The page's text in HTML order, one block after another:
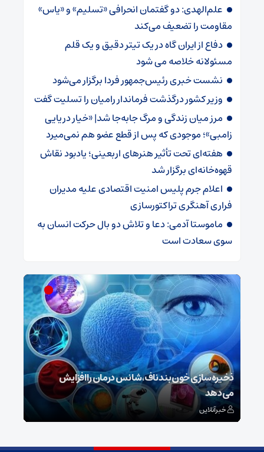
علم‌الهدی: دو گفتمان انحرافی «تسلیم» و «یاس»
مقاومت را تضعیف می‌کند
دفاع از ایران گاه در یک تیتر دقیق و یک قلم
مسئولانه خلاصه می شود
نشست خبری رئیس‌جمهور فردا برگزار می‌شود
وزیر کشور درگذشت فرماندار رامیان را تسلیت گفت
مرز میان زندگی و مرگ جابه‌جا شد| «خیار دریایی
زامبی»؛ موجودی که پس از قطع عضو هم نمی‌میرد
هفته‌ای تحت تأثیر هنرهای اربعینی؛ یادبود نقاش
قهوه‌خانه‌ای برگزار شد
اعلام جرم پلیس امنیت اقتصادی علیه مدیران
فراری آهنگری تراکتورسازی
ماموستا آدمی: دعا و تلاش دو بال حرکت انسان به
سوی سعادت است
ذخیره‌سازی خون بند ناف، شانس درمان را افزایش
می‌دهد
خبرآنلاین